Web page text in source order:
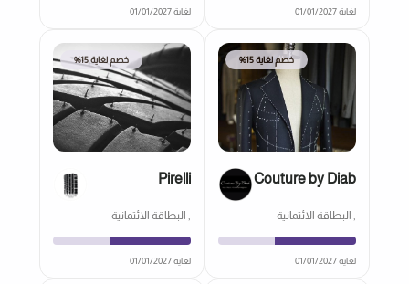
لغاية 01/01/2027 لغاية 01/01/2027
خصم لغاية 15%
Couture by Diab
, البطاقة الائتمانية
لغاية 01/01/2027
خصم لغاية 15%
Pirelli
, البطاقة الائتمانية
لغاية 01/01/2027